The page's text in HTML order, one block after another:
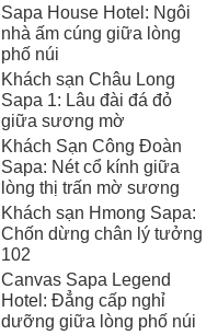
Sapa House Hotel: Ngôi
nhà ấm cúng giữa lòng
phố núi
Khách sạn Châu Long
Sapa 1: Lâu đài đá đỏ
giữa sương mờ
Khách Sạn Công Đoàn
Sapa: Nét cổ kính giữa
lòng thị trấn mờ sương
Khách sạn Hmong Sapa:
Chốn dừng chân lý tưởng
102
Canvas Sapa Legend
Hotel: Đẳng cấp nghỉ
dưỡng giữa lòng phố núi